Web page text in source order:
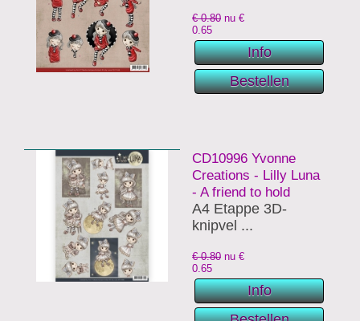
€ 0.80 nu €
0.65
CD10996 Yvonne
Creations - Lilly Luna
- A friend to hold
A4 Etappe 3D-
knipvel ...
€ 0.80 nu €
0.65